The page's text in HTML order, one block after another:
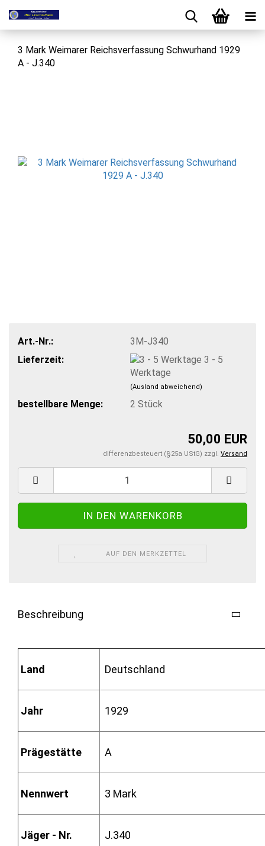
3 Mark Weimarer Reichsverfassung Schwurhand 1929
A - J.340
Art.-Nr.:
3M-J340
Lieferzeit:
3 - 5
Werktage
(Ausland abweichend)
bestellbare Menge: 2 Stück
50,00 EUR
differenzbesteuert (§25a UStG) zzgl. Versand
AUF DEN MERKZETTEL
Beschreibung
Land Deutschland
Jahr 1929
Prägestätte A
Nennwert 3 Mark
Jäger - Nr. J.340